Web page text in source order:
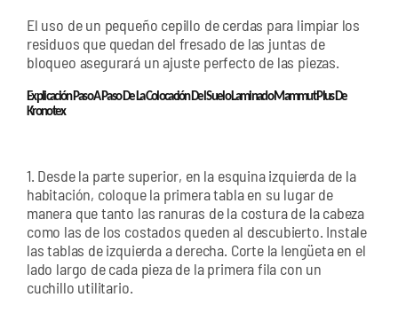
El uso de un pequeño cepillo de cerdas para limpiar los
residuos que quedan del fresado de las juntas de
bloqueo asegurará un ajuste perfecto de las piezas.
Explicación Paso A Paso De La Colocación Del Suelo Laminado Mammut Plus De
Kronotex
1. Desde la parte superior, en la esquina izquierda de la
habitación, coloque la primera tabla en su lugar de
manera que tanto las ranuras de la costura de la cabeza
como las de los costados queden al descubierto. Instale
las tablas de izquierda a derecha. Corte la lengüeta en el
lado largo de cada pieza de la primera fila con un
cuchillo utilitario.